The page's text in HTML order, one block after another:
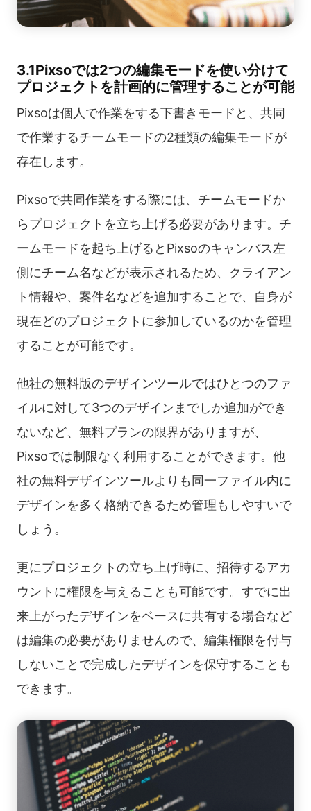
3.1Pixsoでは2つの編集モードを使い分けて
プロジェクトを計画的に管理することが可能
Pixsoは個人で作業をする下書きモードと、共同
で作業するチームモードの2種類の編集モードが
存在します。
Pixsoで共同作業をする際には、チームモードか
らプロジェクトを立ち上げる必要があります。チ
ームモードを起ち上げるとPixsoのキャンバス左
側にチーム名などが表示されるため、クライアン
ト情報や、案件名などを追加することで、自身が
現在どのプロジェクトに参加しているのかを管理
することが可能です。
他社の無料版のデザインツールではひとつのファ
イルに対して3つのデザインまでしか追加ができ
ないなど、無料プランの限界がありますが、
Pixsoでは制限なく利用することができます。他
社の無料デザインツールよりも同一ファイル内に
デザインを多く格納できるため管理もしやすいで
しょう。
更にプロジェクトの立ち上げ時に、招待するアカ
ウントに権限を与えることも可能です。すでに出
来上がったデザインをベースに共有する場合など
は編集の必要がありませんので、編集権限を付与
しないことで完成したデザインを保守することも
できます。